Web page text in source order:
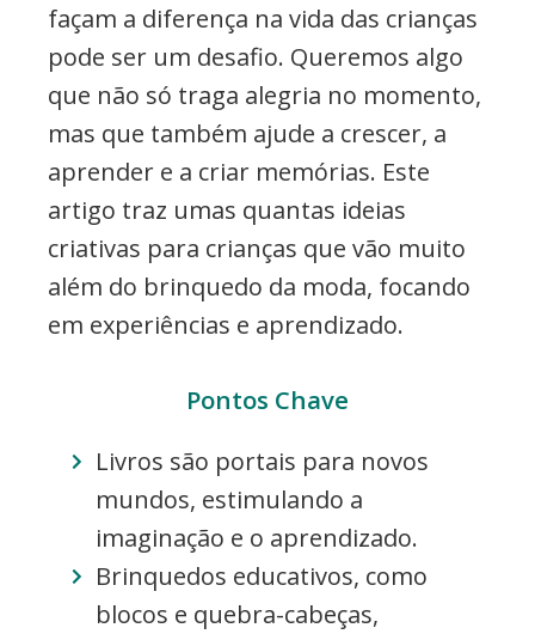
façam a diferença na vida das crianças
pode ser um desafio. Queremos algo
que não só traga alegria no momento,
mas que também ajude a crescer, a
aprender e a criar memórias. Este
artigo traz umas quantas ideias
criativas para crianças que vão muito
além do brinquedo da moda, focando
em experiências e aprendizado.
Pontos Chave
Livros são portais para novos
mundos, estimulando a
imaginação e o aprendizado.
Brinquedos educativos, como
blocos e quebra-cabeças,